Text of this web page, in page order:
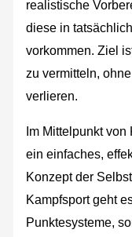
realistische
diese in
vorkommen. Ziel
zu vermitteln,
verlieren.
Im Mittelpunkt
ein einfaches,
Konzept der
Kampfsport geht
Punktesysteme,